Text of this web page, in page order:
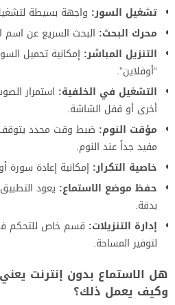
تشغيل السور: واجهة بسيطة
محرك البحث: البحث السريع عن اسم
التنزيل المباشر: إمكانية تحميل
“أوفلاين”.
التشغيل في الخلفية: استمرار
أخرى أو قفل الشاشة.
مؤقت النوم: ضبط وقت محدد يتوقف
مفيد جداً عند النوم.
خاصية التكرار: إمكانية إعادة سورة
حفظ موضع الاستماع: يعود
بدقة.
إدارة التنزيلات: قسم خاص للتحكم
لتوفير المساحة.
هل الاستماع بدون إنترنت
وكيف يعمل ذلك؟